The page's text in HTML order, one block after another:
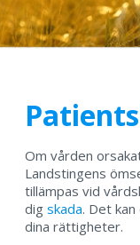
Om vården
Landstingens
tillämpas vid
dig skada. Det
dina rättigheter.